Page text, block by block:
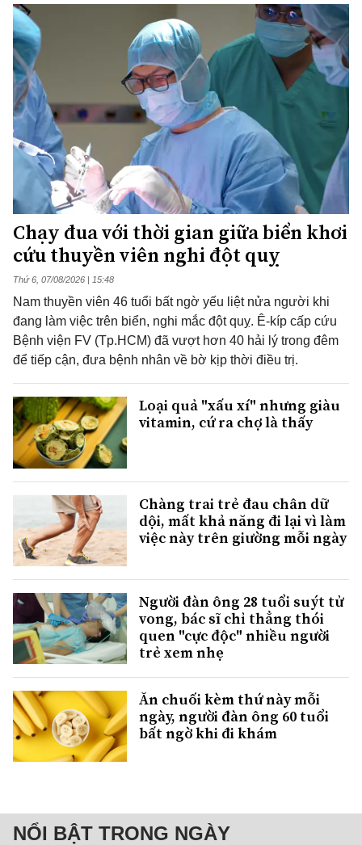
Chạy đua với thời gian giữa biển khơi
cứu thuyền viên nghi đột quỵ
Thứ 6, 07/08/2026 | 15:48
Nam thuyền viên 46 tuổi bất ngờ yếu liệt nửa người khi
đang làm việc trên biển, nghi mắc đột quỵ. Ê-kíp cấp cứu
Bệnh viện FV (Tp.HCM) đã vượt hơn 40 hải lý trong đêm
để tiếp cận, đưa bệnh nhân về bờ kịp thời điều trị.
Loại quả "xấu xí" nhưng giàu
vitamin, cứ ra chợ là thấy
Chàng trai trẻ đau chân dữ
dội, mất khả năng đi lại vì làm
việc này trên giường mỗi ngày
Người đàn ông 28 tuổi suýt tử
vong, bác sĩ chỉ thẳng thói
quen "cực độc" nhiều người
trẻ xem nhẹ
Ăn chuối kèm thứ này mỗi
ngày, người đàn ông 60 tuổi
bất ngờ khi đi khám
NỔI BẬT TRONG NGÀY